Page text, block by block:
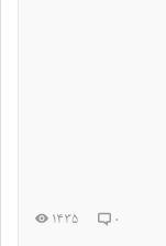
۰ ۱۴۳۵